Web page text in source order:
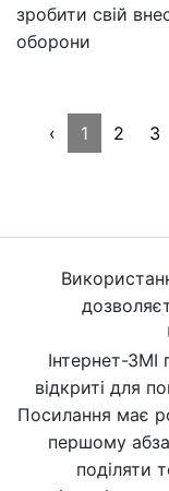
зробити свій
оборони
‹ 1 2 3
Інтернет-ЗМІ
відкриті для
Посилання має
першому
поділяти